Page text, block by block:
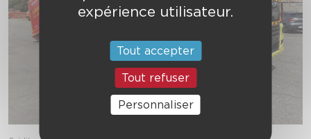
expérience utilisateur.
Tout accepter
Tout refuser
Personnaliser